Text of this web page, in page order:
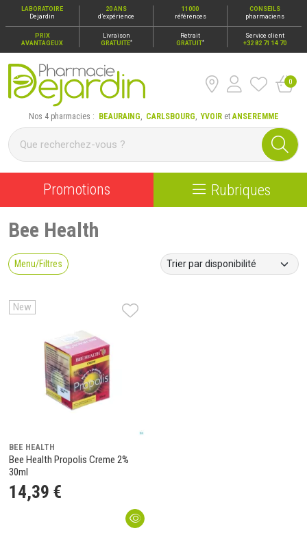
LABORATOIRE
Dejardin
20 ANS
d’expérience
11000
références
CONSEILS
pharmaciens
PRIX
AVANTAGEUX
Livraison
GRATUITE*
Retrait
GRATUIT*
Service client
+32 82 71 14 70
Pharmacie Dejardin Nos 4 pharmacies : Beauraing,
0
Nos 4 pharmacies : BEAURAING, CARLSBOURG,YVOIRetANSEREMME
Promotions Rubriques
Bee Health
Menu/Filtres
New
BEE HEALTH
Bee Health Propolis Creme 2%
30ml
14,39 €